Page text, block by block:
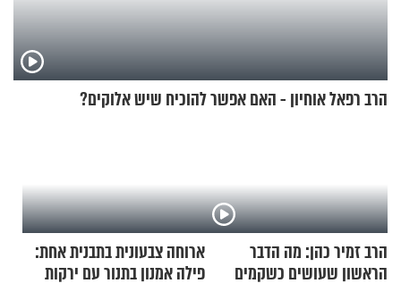
הרב רפאל אוחיון - האם אפשר להוכיח שיש אלוקים?
הרב זמיר כהן: מה הדבר
הראשון שעושים כשקמים
ארוחה צבעונית בתבנית אחת:
פילה אמנון בתנור עם ירקות